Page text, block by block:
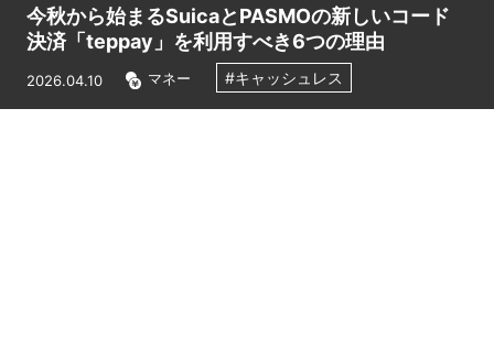
今秋から始まるSuicaとPASMOの新しいコード
決済「teppay」を利用すべき6つの理由
2026.04.10 マネー #キャッシュレス